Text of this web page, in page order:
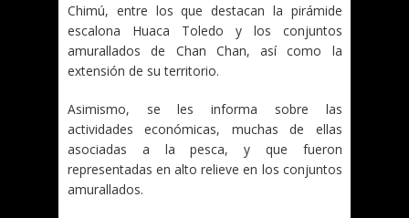
Chimú, entre los que destacan la pirámide
escalona Huaca Toledo y los conjuntos
amurallados de Chan Chan, así como la
extensión de su territorio.
Asimismo, se les informa sobre las
actividades económicas, muchas de ellas
asociadas a la pesca, y que fueron
representadas en alto relieve en los conjuntos
amurallados.